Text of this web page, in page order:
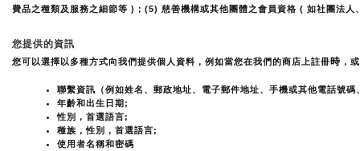
費品之種類及服務之細節等 )；(5) 慈善機構或其他團體之會員資格 ( 如社團法人
您提供的資訊
您可以選擇以多種方式向我們提供個人資料，例如當您在我們的商店上註冊時 ，
聯繫資訊（例如姓名、郵政地址、電子郵件地址、手機或其他電話號
年齡和出生日期;
性別，首選語言;
種族，性別，首選語言;
使用者名稱和密碼